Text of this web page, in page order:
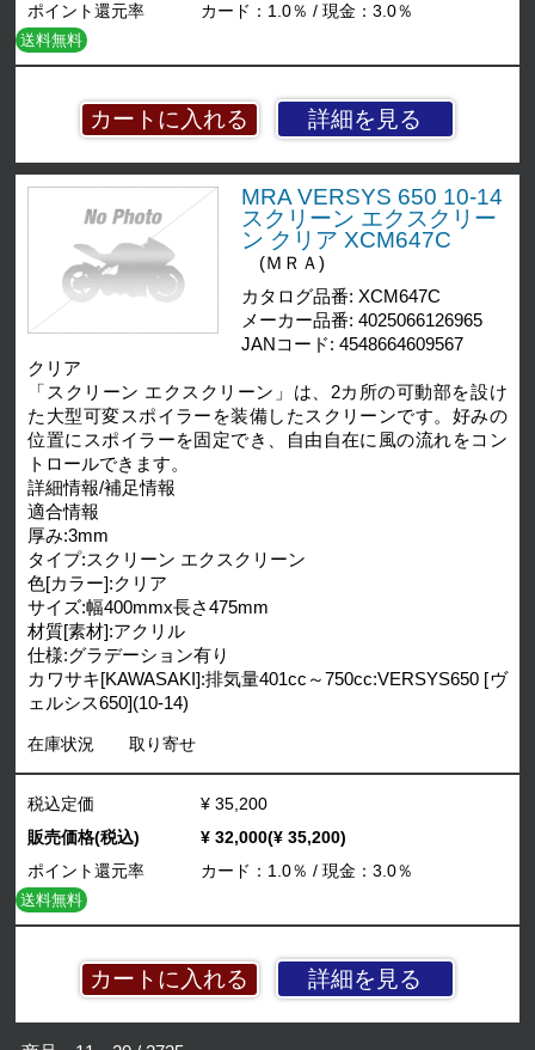
詳細を見る
ポイント還元率
カード：1.0％ / 現金：3.0％
送料無料
MRA VERSYS 650 10-14
スクリーン エクスクリー
ン クリア XCM647C
(ＭＲＡ)
カタログ品番: XCM647C
メーカー品番: 4025066126965
JANコード: 4548664609567
クリア
「スクリーン エクスクリーン」は、2カ所の可動部を設け
た大型可変スポイラーを装備したスクリーンです。好みの
位置にスポイラーを固定でき、自由自在に風の流れをコン
トロールできます。
詳細情報/補足情報
適合情報
厚み:3mm
タイプ:スクリーン エクスクリーン
色[カラー]:クリア
サイズ:幅400mmx長さ475mm
材質[素材]:アクリル
仕様:グラデーション有り
カワサキ[KAWASAKI]:排気量401cc～750cc:VERSYS650 [ヴ
ェルシス650](10-14)
在庫状況 取り寄せ
詳細を見る
税込定価
¥ 35,200
販売価格(税込)
¥ 32,000(¥ 35,200)
ポイント還元率
カード：1.0％ / 現金：3.0％
送料無料